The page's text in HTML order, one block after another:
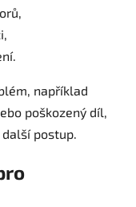
například
poškozený díl,
postup.